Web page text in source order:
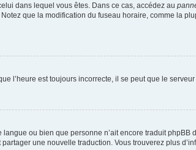
dans lequel vous êtes. Dans ce cas, accédez au
que la modification du fuseau horaire, comme la
l’heure est toujours incorrecte, il se peut que le
ou bien que personne n’ait encore traduit
une nouvelle traduction. Vous trouverez plus